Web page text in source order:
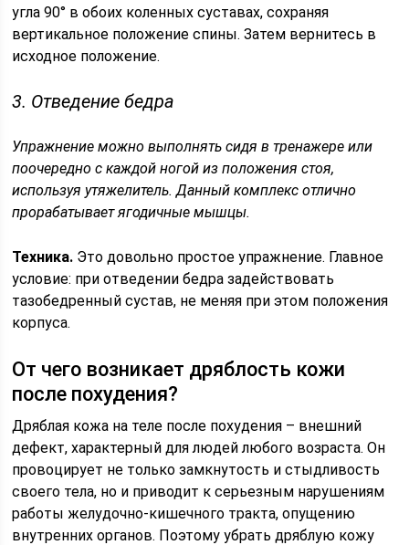
угла 90° в обоих коленных суставах, сохраняя
вертикальное положение спины. Затем вернитесь в
исходное положение.
3. Отведение бедра
Упражнение можно выполнять сидя в тренажере или
поочередно с каждой ногой из положения стоя,
используя утяжелитель. Данный комплекс отлично
прорабатывает ягодичные мышцы.
Техника. Это довольно простое упражнение. Главное
условие: при отведении бедра задействовать
тазобедренный сустав, не меняя при этом положения
корпуса.
От чего возникает дряблость кожи
после похудения?
Дряблая кожа на теле после похудения – внешний
дефект, характерный для людей любого возраста. Он
провоцирует не только замкнутость и стыдливость
своего тела, но и приводит к серьезным нарушениям
работы желудочно-кишечного тракта, опущению
внутренних органов. Поэтому убрать дряблую кожу